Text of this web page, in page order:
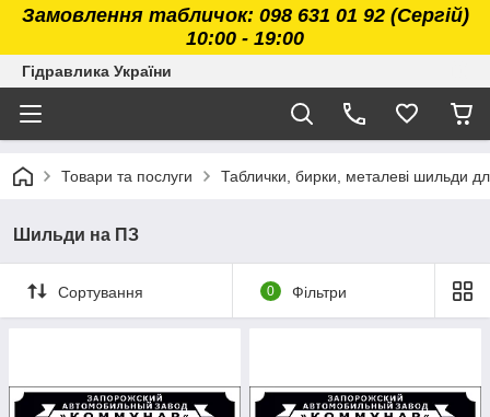
Замовлення табличок: 098 631 01 92 (Сергій)
10:00 - 19:00
Гідравлика України
Товари та послуги Таблички, бирки, металеві шильди
Шильди на ПЗ
Сортування 0 Фільтри